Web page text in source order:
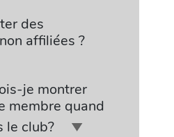
des
affiliées ?
je montrer
membre quand
le club?